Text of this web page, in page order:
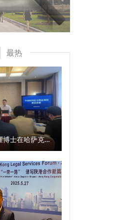
最热
国际法学院张光耀博士在哈萨克斯坦阿拉木图开展科研与社会服务活动